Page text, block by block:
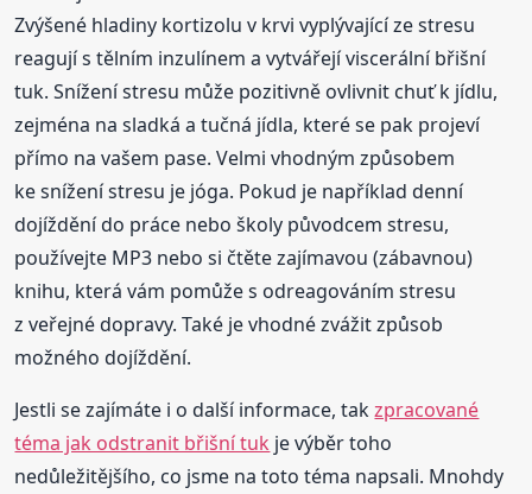
Zvýšené hladiny kortizolu v krvi vyplývající ze stresu
reagují s tělním inzulínem a vytvářejí viscerální břišní
tuk. Snížení stresu může pozitivně ovlivnit chuť k jídlu,
zejména na sladká a tučná jídla, které se pak projeví
přímo na vašem pase. Velmi vhodným způsobem
ke snížení stresu je jóga. Pokud je například denní
dojíždění do práce nebo školy původcem stresu,
používejte MP3 nebo si čtěte zajímavou (zábavnou)
knihu, která vám pomůže s odreagováním stresu
z veřejné dopravy. Také je vhodné zvážit způsob
možného dojíždění.
Jestli se zajímáte i o další informace, takzpracované
téma jak odstranit břišní tuk je výběr toho
nedůležitějšího, co jsme na toto téma napsali. Mnohdy